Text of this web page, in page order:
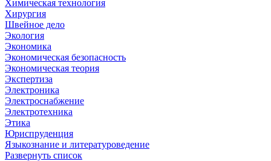
Химическая технология
Хирургия
Швейное дело
Экология
Экономика
Экономическая безопасность
Экономическая теория
Экспертиза
Электроника
Электроснабжение
Электротехника
Этика
Юриспруденция
Языкознание и литературоведение
Развернуть список